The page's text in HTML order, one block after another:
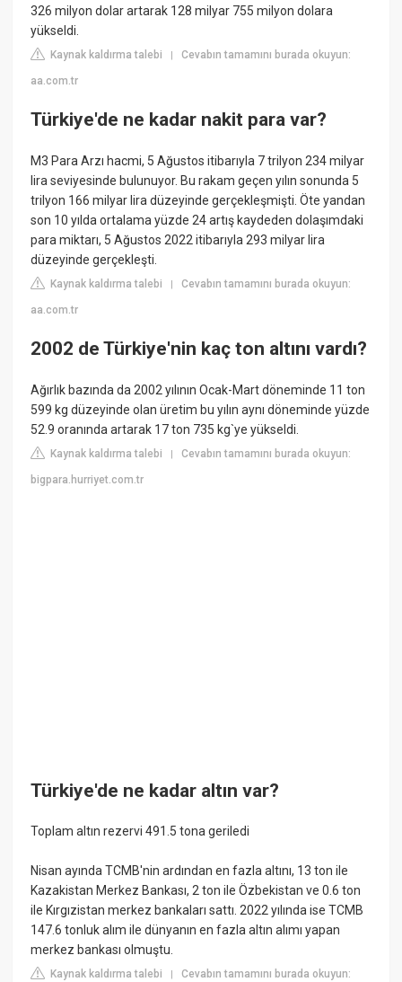
326 milyon dolar artarak 128 milyar 755 milyon dolara
yükseldi.
Kaynak kaldırma talebi |Cevabın tamamını burada okuyun:
aa.com.tr
Türkiye'de ne kadar nakit para var?
M3 Para Arzı hacmi, 5 Ağustos itibarıyla 7 trilyon 234 milyar
lira seviyesinde bulunuyor. Bu rakam geçen yılın sonunda 5
trilyon 166 milyar lira düzeyinde gerçekleşmişti. Öte yandan
son 10 yılda ortalama yüzde 24 artış kaydeden dolaşımdaki
para miktarı, 5 Ağustos 2022 itibarıyla 293 milyar lira
düzeyinde gerçekleşti.
Kaynak kaldırma talebi |Cevabın tamamını burada okuyun:
aa.com.tr
2002 de Türkiye'nin kaç ton altını vardı?
Ağırlık bazında da 2002 yılının Ocak-Mart döneminde 11 ton
599 kg düzeyinde olan üretim bu yılın aynı döneminde yüzde
52.9 oranında artarak 17 ton 735 kg`ye yükseldi.
Kaynak kaldırma talebi |Cevabın tamamını burada okuyun:
bigpara.hurriyet.com.tr
Türkiye'de ne kadar altın var?
Toplam altın rezervi 491.5 tona geriledi
Nisan ayında TCMB'nin ardından en fazla altını, 13 ton ile
Kazakistan Merkez Bankası, 2 ton ile Özbekistan ve 0.6 ton
ile Kırgızistan merkez bankaları sattı. 2022 yılında ise TCMB
147.6 tonluk alım ile dünyanın en fazla altın alımı yapan
merkez bankası olmuştu.
Kaynak kaldırma talebi |Cevabın tamamını burada okuyun: